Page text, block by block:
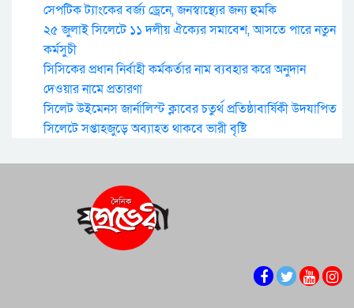
সেপটিক ট্যাংকের বর্জ্য ড্রেনে, জনস্বাস্থ্যের জন্য হুমকি
২৫ জুলাই সিলেটে ১১ দলীয় ঐক্যের সমাবেশ, আসতে পারে নতুন
কর্মসুচী
সিসিকের প্রধান নির্বাহী কর্মকর্তার নাম ব্যবহার করে অনুদান
দেওয়ার নামে প্রতারণা
সিলেট উইমেনস জার্নালিস্ট ক্লাবের চতুর্থ প্রতিষ্ঠাবার্ষিকী উদযাপিত
সিলেটে সপ্তাহজুড়ে অব্যাহত থাকবে ভারী বৃষ্টি